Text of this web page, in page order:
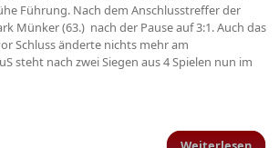
Führung. Nach dem Anschlusstreffer der
Münker (63.) nach der Pause auf 3:1. Auch das
Schluss änderte nichts mehr am
steht nach zwei Siegen aus 4 Spielen nun im